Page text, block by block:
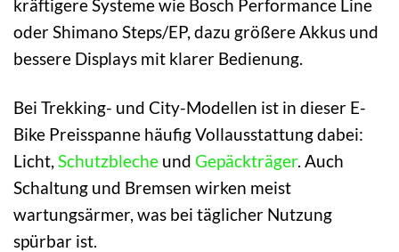
kräftigere Systeme wie Bosch Performance Line
oder Shimano Steps/EP, dazu größere Akkus und
bessere Displays mit klarer Bedienung.
Bei Trekking- und City-Modellen ist in dieser E-
Bike Preisspanne häufig Vollausstattung dabei:
Licht, Schutzbleche und Gepäckträger. Auch
Schaltung und Bremsen wirken meist
wartungsärmer, was bei täglicher Nutzung
spürbar ist.